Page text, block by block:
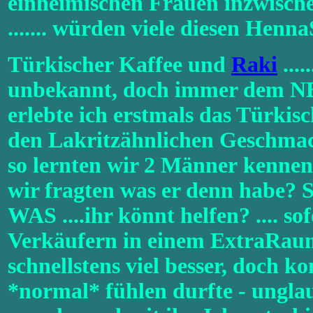
....... würden viele diesen
Türkischer Kaffee und Raki
unbekannt, doch immer dem
erlebte ich erstmals das
den Lakritzähnlichen
so lernten wir 2 Männer
wir fragten was er denn habe?
WAS ....ihr könnt helfen? ....
Verkäufern in einem
schnellstens viel besser, doch
*normal* fühlen durfte -